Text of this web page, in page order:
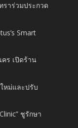
ราร่วมประกวด
Smart
ร เปิดร้าน
หม่และปรับ
ชูรักษา